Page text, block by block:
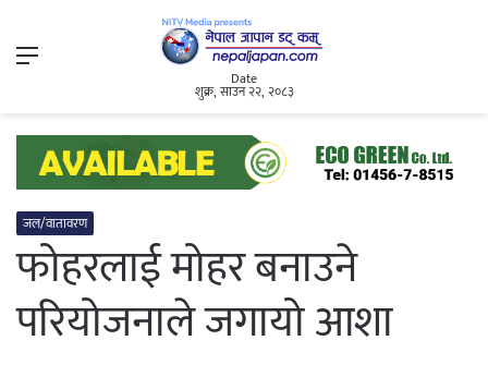
Menu
Date
शुक्र, साउन २२, २०८३
जल/वातावरण
फोहरलाई मोहर बनाउने
परियोजनाले जगायो आशा